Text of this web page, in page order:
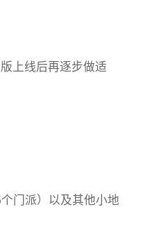
上线后再逐步做适
门派）以及其他小地